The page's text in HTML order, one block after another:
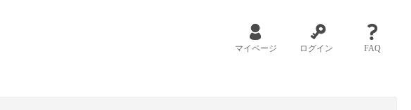
マイページ ログイン FAQ